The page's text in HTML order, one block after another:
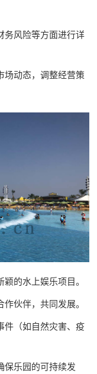
务风险等方面进行详
场动态，调整经营策
的水上娱乐项目。
伙伴，共同发展。
件（如自然灾害、疫
保乐园的可持续发